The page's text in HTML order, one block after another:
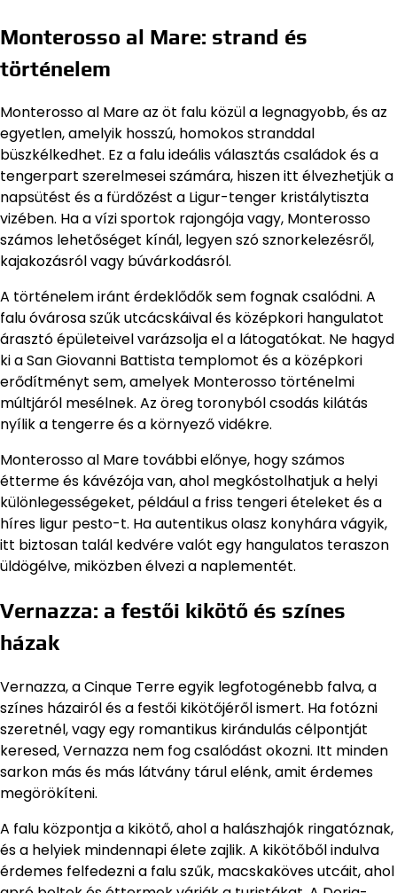
Monterosso al Mare: strand és
történelem
Monterosso al Mare az öt falu közül a legnagyobb, és az
egyetlen, amelyik hosszú, homokos stranddal
büszkélkedhet. Ez a falu ideális választás családok és a
tengerpart szerelmesei számára, hiszen itt élvezhetjük a
napsütést és a fürdőzést a Ligur-tenger kristálytiszta
vizében. Ha a vízi sportok rajongója vagy, Monterosso
számos lehetőséget kínál, legyen szó sznorkelezésről,
kajakozásról vagy búvárkodásról.
A történelem iránt érdeklődők sem fognak csalódni. A
falu óvárosa szűk utcácskáival és középkori hangulatot
árasztó épületeivel varázsolja el a látogatókat. Ne hagyd
ki a San Giovanni Battista templomot és a középkori
erődítményt sem, amelyek Monterosso történelmi
múltjáról mesélnek. Az öreg toronyból csodás kilátás
nyílik a tengerre és a környező vidékre.
Monterosso al Mare további előnye, hogy számos
étterme és kávézója van, ahol megkóstolhatjuk a helyi
különlegességeket, például a friss tengeri ételeket és a
híres ligur pesto-t. Ha autentikus olasz konyhára vágyik,
itt biztosan talál kedvére valót egy hangulatos teraszon
üldögélve, miközben élvezi a naplementét.
Vernazza: a festői kikötő és színes
házak
Vernazza, a Cinque Terre egyik legfotogénebb falva, a
színes házairól és a festői kikötőjéről ismert. Ha fotózni
szeretnél, vagy egy romantikus kirándulás célpontját
keresed, Vernazza nem fog csalódást okozni. Itt minden
sarkon más és más látvány tárul elénk, amit érdemes
megörökíteni.
A falu központja a kikötő, ahol a halászhajók ringatóznak,
és a helyiek mindennapi élete zajlik. A kikötőből indulva
érdemes felfedezni a falu szűk, macskaköves utcáit, ahol